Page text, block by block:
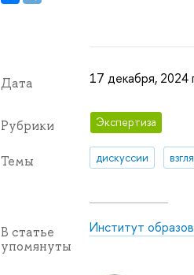
Дата 17 декабря, 2024
Рубрики Экспертиза
Темы дискуссии
В статье
упомянуты
Институт